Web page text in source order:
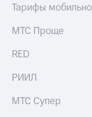
Тарифы
МТС Проще
RED
РИИЛ
МТС Супер